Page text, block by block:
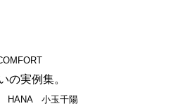
の実例集。
HANA 小玉千陽